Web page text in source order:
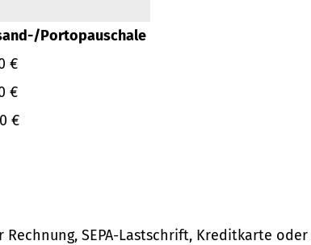
Portopauschale
€
€
€
SEPA-Lastschrift, Kreditkarte oder